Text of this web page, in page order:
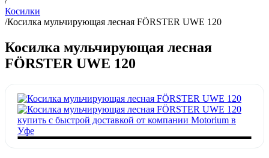
Косилки
/Косилка мульчирующая лесная FÖRSTER UWE 120
Косилка мульчирующая лесная
FÖRSTER UWE 120